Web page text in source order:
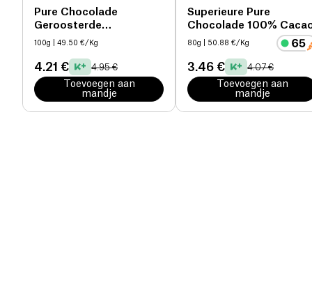
Pure Chocolade
Geroosterde
Cacaobrokjes bio
100g | 49.50 €/Kg
4.21 € 4.95 €
Toevoegen aan
mandje
Superieure Pure
Chocolade 100%
80g | 50.88 €/Kg
3.46 € 4.07 €
Toevoegen aan
mandje